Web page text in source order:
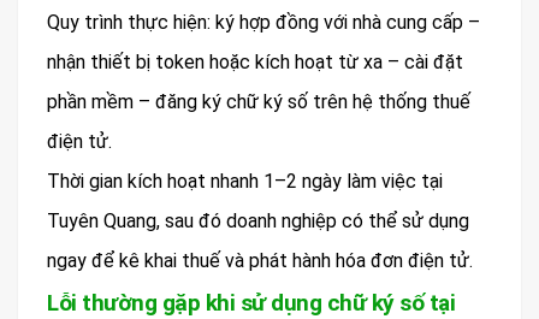
Quy trình thực hiện: ký hợp đồng với nhà cung cấp –
nhận thiết bị token hoặc kích hoạt từ xa – cài đặt
phần mềm – đăng ký chữ ký số trên hệ thống thuế
điện tử.
Thời gian kích hoạt nhanh 1–2 ngày làm việc tại
Tuyên Quang, sau đó doanh nghiệp có thể sử dụng
ngay để kê khai thuế và phát hành hóa đơn điện tử.
Lỗi thường gặp khi sử dụng chữ ký số tại